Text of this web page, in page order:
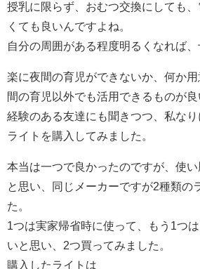
授乳に限らず、おむつ交換にしても
くても良いんですよね。
自分の周囲がある程度明るくなれば、
楽に夜間の育児ができないか、何か
間の育児以外でも活用できるものが
経験のある友達にも聞きつつ、私なり
ライトを購入してみました。
本当は一つで良かったのですが、使
と思い、同じメーカーですが2種類の
た。
1つは実家帰省時に使って、もう1つ
いと思い、2つ買ってみました。
購入したライトは